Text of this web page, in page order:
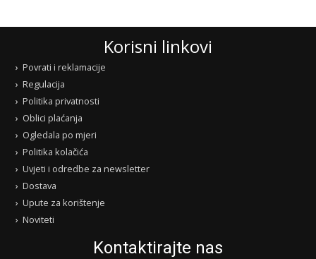
Korisni linkovi
Povrati i reklamacije
Regulacija
Politika privatnosti
Oblici plaćanja
Ogledala po mjeri
Politika kolačića
Uvjeti i odredbe za newsletter
Dostava
Upute za korištenje
Noviteti
Kontaktirajte nas